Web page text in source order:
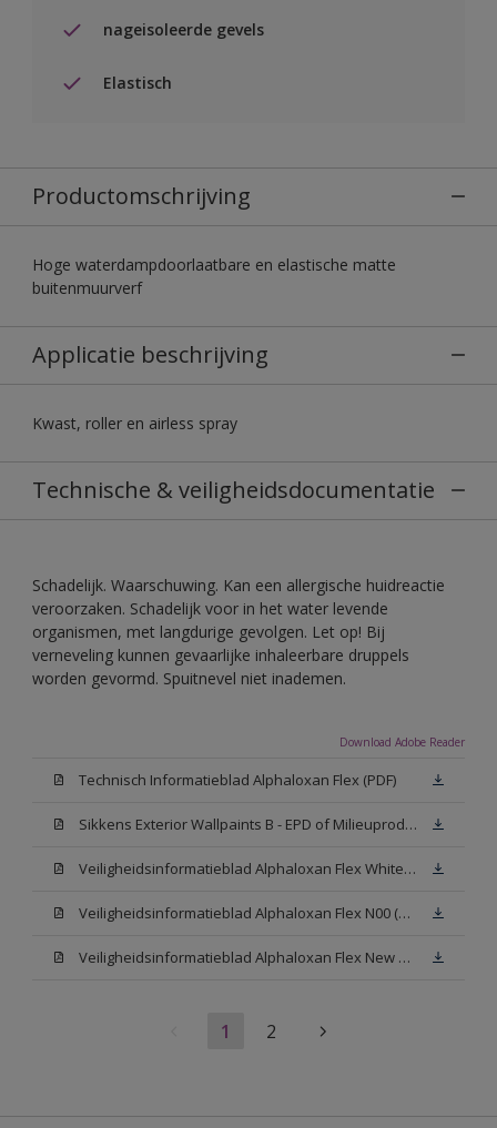
nageisoleerde gevels
Elastisch
Productomschrijving
Hoge waterdampdoorlaatbare en elastische matte
buitenmuurverf
Applicatie beschrijving
Kwast, roller en airless spray
Technische & veiligheidsdocumentatie
Schadelijk. Waarschuwing. Kan een allergische huidreactie
veroorzaken. Schadelijk voor in het water levende
organismen, met langdurige gevolgen. Let op! Bij
verneveling kunnen gevaarlijke inhaleerbare druppels
worden gevormd. Spuitnevel niet inademen.
Download Adobe Reader
Technisch Informatieblad Alphaloxan Flex (PDF)
Sikkens Exterior Wallpaints B - EPD of Milieuproductverklaring
Veiligheidsinformatieblad Alphaloxan Flex White W05 (MSDS)
Veiligheidsinformatieblad Alphaloxan Flex N00 (MSDS)
Veiligheidsinformatieblad Alphaloxan Flex New N00 (MSDS)
1 2